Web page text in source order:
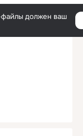
файлы должен ваш